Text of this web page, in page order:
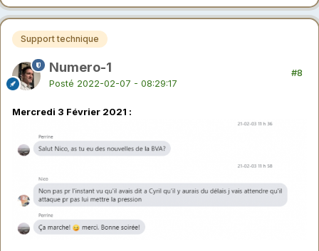
Support technique
Numero-1
Posté 2022-02-07 - 08:29:17
#8
Mercredi 3 Février 2021 :